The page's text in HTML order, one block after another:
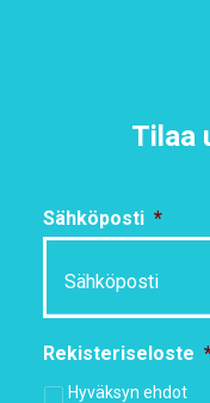
Tilaa
Sähköposti *
Rekisteriseloste
Hyväksyn ehdot